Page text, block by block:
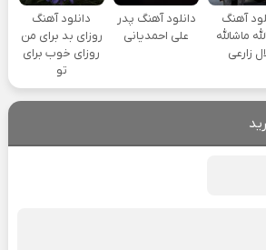
آهنگ
ماشالله
زارعی
دانلود آهنگ پدر
علی احمدیانی
دانلود آهنگ
روزای بد برای من
روزای خوب برای
تو